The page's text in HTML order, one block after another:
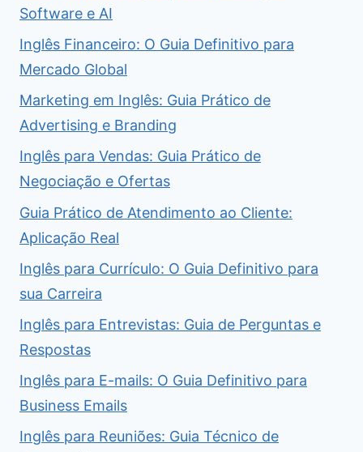
Software e AI
Inglês Financeiro: O Guia Definitivo para
Mercado Global
Marketing em Inglês: Guia Prático de
Advertising e Branding
Inglês para Vendas: Guia Prático de
Negociação e Ofertas
Guia Prático de Atendimento ao Cliente:
Aplicação Real
Inglês para Currículo: O Guia Definitivo para
sua Carreira
Inglês para Entrevistas: Guia de Perguntas e
Respostas
Inglês para E-mails: O Guia Definitivo para
Business Emails
Inglês para Reuniões: Guia Técnico de